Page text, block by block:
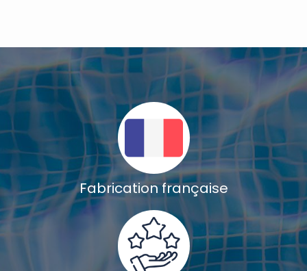
Fabrication française